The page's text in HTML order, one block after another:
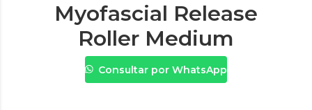
Myofascial Release
Roller Medium
Consultar por WhatsApp